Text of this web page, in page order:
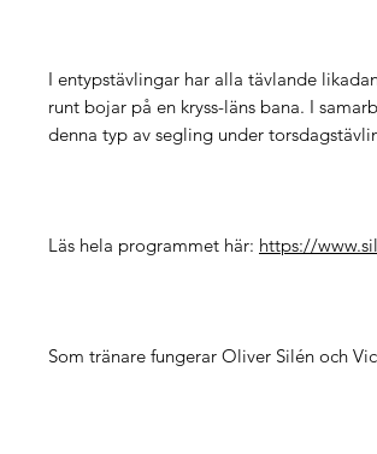
I entypstävlingar har alla tävlande
runt bojar på en kryss-läns bana. I
denna typ av segling under
Läs hela programmet här: https://
Som tränare fungerar Oliver Silén och